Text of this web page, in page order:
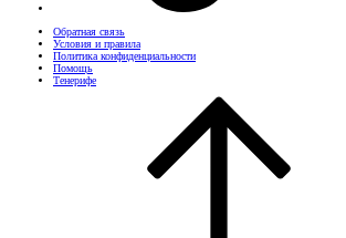
Обратная связь
Условия и правила
Политика конфиденциальности
Помощь
Тенерифе